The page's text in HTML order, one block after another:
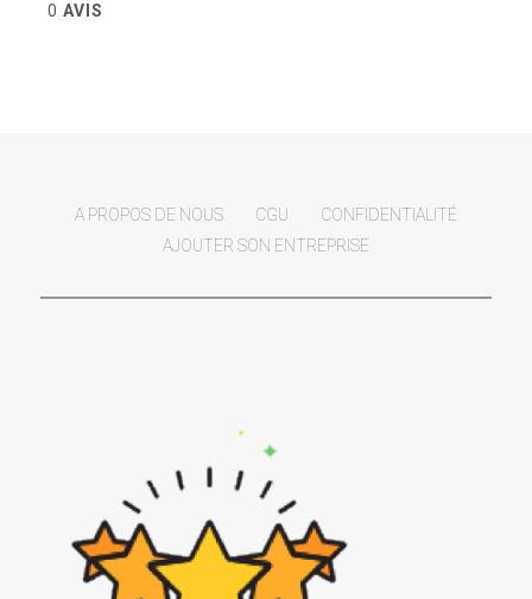
0 AVIS
A PROPOS DE NOUS CGU
CONFIDENTIALITÉ
AJOUTER SON ENTREPRISE